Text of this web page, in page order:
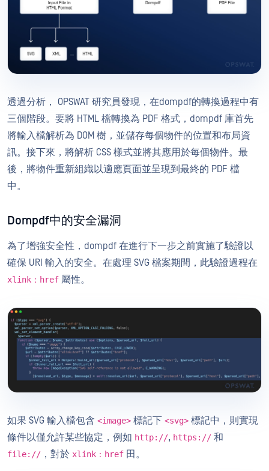
透過分析， OPSWAT 研究員發現，在dompdf的轉換過程中有
三個階段。要將 HTML 檔轉換為 PDF 格式，dompdf 庫首先
將輸入檔解析為 DOM 樹，並儲存每個物件的位置和布局資
訊。接下來，將解析 CSS 樣式並將其應用於每個物件。最
後，將物件重新組織以適應頁面並呈現到最終的 PDF 檔
中。
Dompdf中的安全漏洞
為了增強安全性，dompdf 在進行下一步之前實施了驗證以
確保 URI 輸入的安全。在處理 SVG 檔案期間，此驗證過程在
xlink：href 屬性。
如果 SVG 輸入檔包含 <image> 標記下 <svg> 標記中，則實現
條件以僅允許某些協定，例如 http://, https:// 和
file:// ，對於 xlink：href 田。